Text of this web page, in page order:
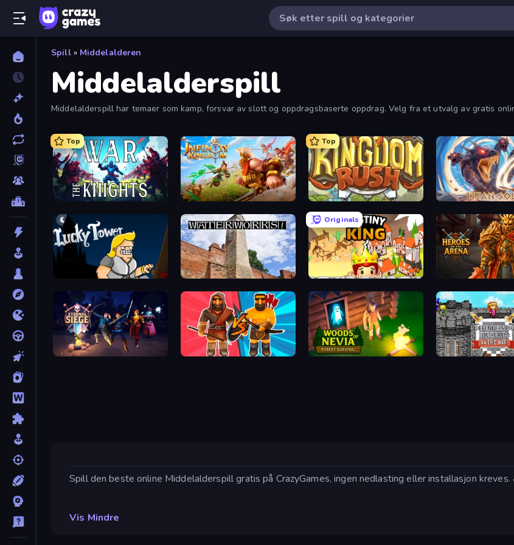
Spill » Middelalderen
Middelalderspill
Middelalderspill har temaer som kamp, forsvar av slott og oppdragsbaserte oppdrag. Velg fra et utvalg av gratis
Top
War the Knights Infinity Kingdom
Top
Kingdom Rush Titan Soul: Action
Lucky Tower Waterworks!
Originals
Destiny King Heroes of the Arena
Eternal Siege Medieval Battle 2P Woods of Nevia: Forest Survival
Spill den beste online Middelalderspill gratis på CrazyGames, ingen nedlasting eller installasjon
Vis Mindre